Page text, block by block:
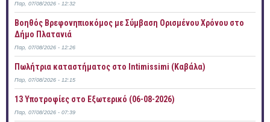
Παρ, 07/08/2026 - 12:32
Βοηθός Βρεφονηπιοκόμος με Σύμβαση Ορισμένου Χρόνου στο
Δήμο Πλατανιά
Παρ, 07/08/2026 - 12:26
Πωλήτρια καταστήματος στο Intimissimi (Καβάλα)
Παρ, 07/08/2026 - 12:15
13 Υποτροφίες στο Εξωτερικό (06-08-2026)
Παρ, 07/08/2026 - 07:39